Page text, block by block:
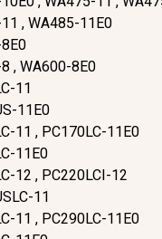
, WA485-11E0
, WA600-8E0
11
11E0
11 , PC170LC-11E0
11E0
12 , PC220LCI-12
11
11 , PC290LC-11E0